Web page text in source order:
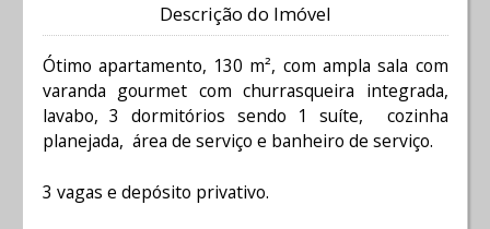
Descrição do Imóvel
Ótimo apartamento, 130 m², com ampla sala com
varanda gourmet com churrasqueira integrada,
lavabo, 3 dormitórios sendo 1 suíte, cozinha
planejada, área de serviço e banheiro de serviço.
3 vagas e depósito privativo.